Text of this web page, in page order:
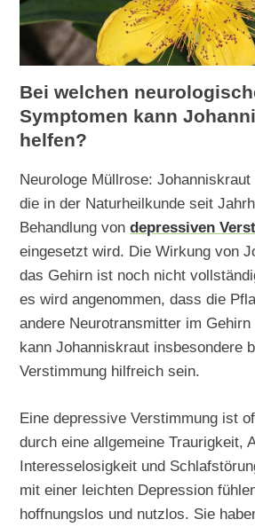
Bei welchen
Symptomen kann
helfen?
Neurologe Müllrose:
die in der Naturheilkunde seit
Behandlung vondepressiven
eingesetzt wird. Die Wirkung von
das Gehirn ist noch nicht
es wird angenommen, dass die
andere Neurotransmitter im
kann Johanniskraut insbesondere
Verstimmung hilfreich sein.
Eine depressive Verstimmung ist
durch eine allgemeine Traurigkeit,
Interesselosigkeit und
mit einer leichten Depression
hoffnungslos und nutzlos. Sie